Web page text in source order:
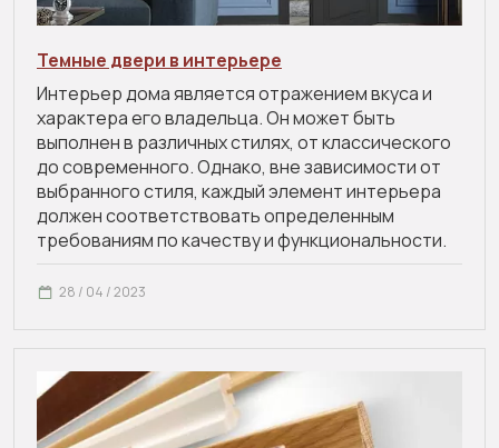
Темные двери в интерьере
Интерьер дома является отражением вкуса и
характера его владельца. Он может быть
выполнен в различных стилях, от классического
до современного. Однако, вне зависимости от
выбранного стиля, каждый элемент интерьера
должен соответствовать определенным
требованиям по качеству и функциональности.
28 / 04 / 2023